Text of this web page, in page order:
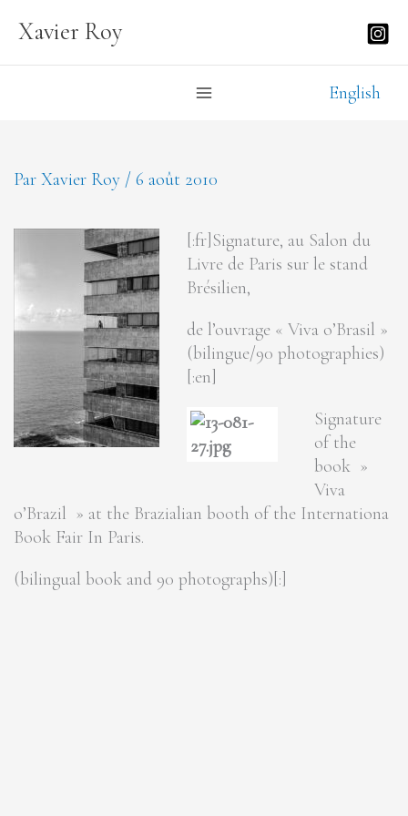
Xavier Roy
English
Par Xavier Roy / 6 août 2010
[:fr] Signature, au Salon du
Livre de Paris sur le stand
Brésilien,
de l’ouvrage « Viva o’Brasil »
(bilingue/90 photographies)
[:en]
Signature
of the
book »
Viva
o’Brazil » at the Brazialian booth of the Internationa
Book Fair In Paris.
(bilingual book and 90 photographs)[:]